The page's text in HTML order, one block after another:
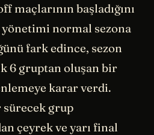
maçlarının başladığını
normal sezona
fark edince, sezon
6 gruptan oluşan bir
karar verdi.
sürecek grup
çeyrek ve yarı final